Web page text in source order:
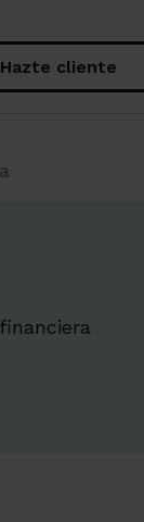
Hazte cliente